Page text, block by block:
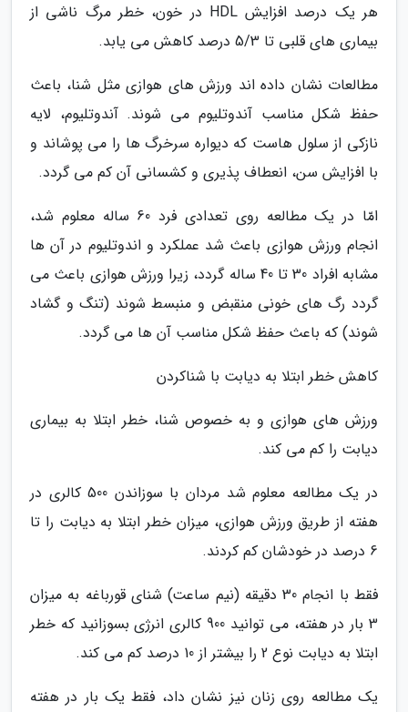
هر یک درصد افزایش HDL در خون، خطر مرگ ناشی از
بیماری های قلبی تا 5/3 درصد کاهش می یابد.
مطالعات نشان داده اند ورزش های هوازی مثل شنا، باعث
حفظ شکل مناسب آندوتلیوم می شوند. آندوتلیوم، لایه
نازکی از سلول هاست که دیواره سرخرگ ها را می پوشاند و
با افزایش سن، انعطاف پذیری و کشسانی آن کم می گردد.
امّا در یک مطالعه روی تعدادی فرد 60 ساله معلوم شد،
انجام ورزش هوازی باعث شد عملکرد و اندوتلیوم در آن ها
مشابه افراد 30 تا 40 ساله گردد، زیرا ورزش هوازی باعث می
گردد رگ های خونی منقبض و منبسط شوند (تنگ و گشاد
شوند) که باعث حفظ شکل مناسب آن ها می گردد.
کاهش خطر ابتلا به دیابت با شناکردن
ورزش های هوازی و به خصوص شنا، خطر ابتلا به بیماری
دیابت را کم می کند.
در یک مطالعه معلوم شد مردان با سوزاندن 500 کالری در
هفته از طریق ورزش هوازی، میزان خطر ابتلا به دیابت را تا
6 درصد در خودشان کم کردند.
فقط با انجام 30 دقیقه (نیم ساعت) شنای قورباغه به میزان
3 بار در هفته، می توانید 900 کالری انرژی بسوزانید که خطر
ابتلا به دیابت نوع 2 را بیشتر از 10 درصد کم می کند.
یک مطالعه روی زنان نیز نشان داد، فقط یک بار در هفته